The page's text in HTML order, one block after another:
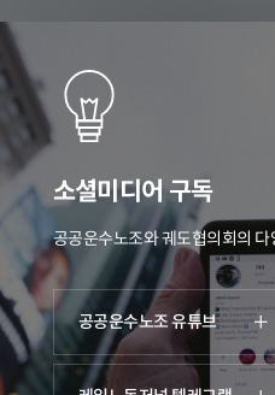
소셜미디어 구독
공공운수노조와 궤도협의회의 다
공공운수노조 유튜브